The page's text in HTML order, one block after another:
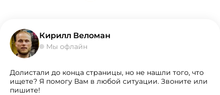
Кирилл Веломан
Мы офлайн
Долистали до конца страницы, но не нашли того, что
ищете? Я помогу Вам в любой ситуации. Звоните или
пишите!